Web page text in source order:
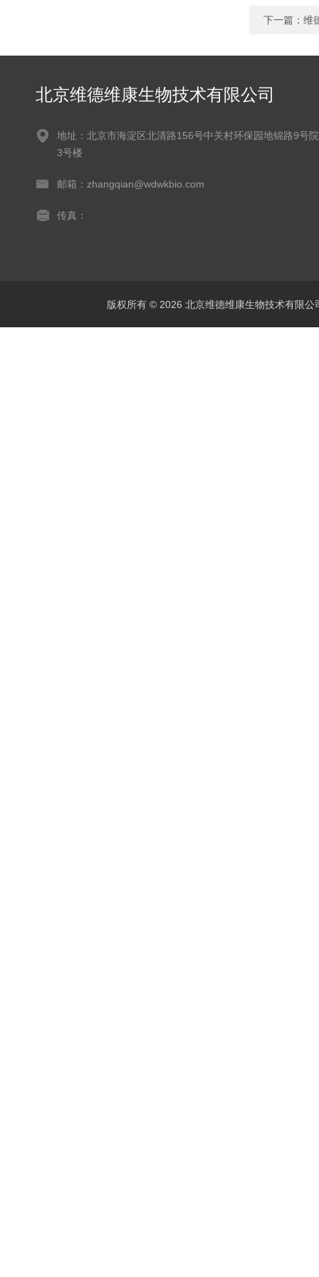
下一篇： 维
北京维德维康生物技术有限公司
地址：北京市海淀区北清路156号中关村环保园地锦路9号院
3号楼
邮箱：zhangqian@wdwkbio.com
传真：
版权所有 © 2026 北京维德维康生物技术有